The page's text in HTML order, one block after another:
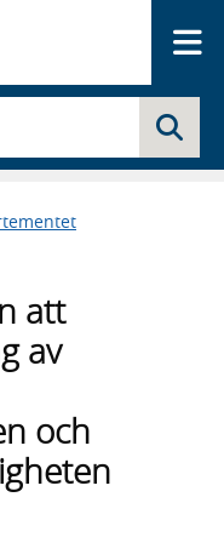
att
av
och